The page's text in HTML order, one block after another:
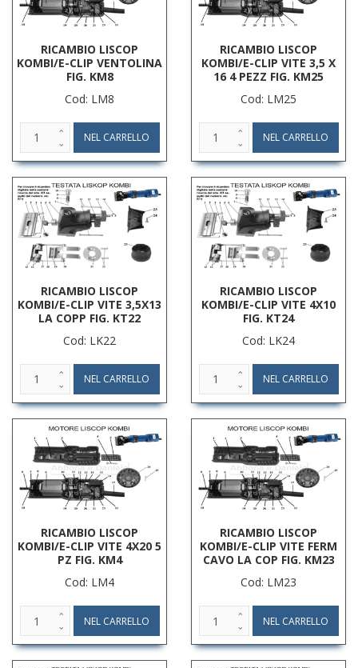
RICAMBIO LISCOP
KOMBI/E-CLIP VENTOLINA
FIG. KM8
Cod: LM8
RICAMBIO LISCOP
KOMBI/E-CLIP VITE 3,5 X
16 4 PEZZ FIG. KM25
Cod: LM25
RICAMBIO LISCOP
KOMBI/E-CLIP VITE 3,5X13
LA COPP FIG. KT22
Cod: LK22
RICAMBIO LISCOP
KOMBI/E-CLIP VITE 4X10
FIG. KT24
Cod: LK24
RICAMBIO LISCOP
KOMBI/E-CLIP VITE 4X20 5
PZ FIG. KM4
Cod: LM4
RICAMBIO LISCOP
KOMBI/E-CLIP VITE FERM
CAVO LA COP FIG. KM23
Cod: LM23